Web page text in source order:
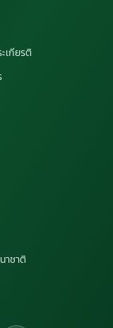
เกียรติ
าชาติ